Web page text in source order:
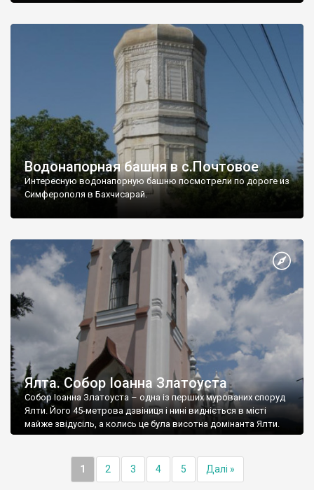
Водонапорная башня в с.Почтовое
Интересную водонапорную башню посмотрели по дороге из
Симферополя в Бахчисарай.
Ялта. Собор Іоанна Златоуста
Собор Іоанна Златоуста – одна із перших мурованих споруд
Ялти. Його 45-метрова дзвіниця і нині видніється в місті
майже звідусіль, а колись це була висотна домінанта Ялти.
1 2 3 4 5 Далі »